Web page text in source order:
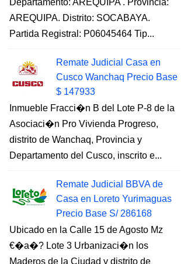
Departamento: AREQUIPA . Provincia:
AREQUIPA. Distrito: SOCABAYA.
Partida Registral: P06045464 Tip...
Remate Judicial Casa en
Cusco Wanchaq Precio Base
$ 147933
Inmueble Fracci�n B del Lote P-8 de la
Asociaci�n Pro Vivienda Progreso,
distrito de Wanchaq, Provincia y
Departamento del Cusco, inscrito e...
Remate Judicial BBVA de
Casa en Loreto Yurimaguas
Precio Base S/ 286168
Ubicado en la Calle 15 de Agosto Mz
€�a�? Lote 3 Urbanizaci�n los
Maderos de la Ciudad y distrito de